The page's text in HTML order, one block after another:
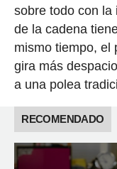
sobre todo con la
de la cadena
mismo tiempo, el
gira más
a una polea
RECOMENDADO